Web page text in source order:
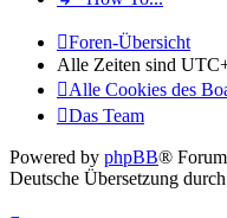
Foren-Übersicht
Alle Zeiten sind
Alle Cookies des
Das Team
Powered by phpBB®
Deutsche Übersetzung durch